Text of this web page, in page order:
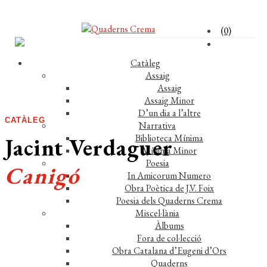
(0)
Catàleg
Assaig
Assaig
Assaig Minor
D’un dia a l’altre
Narrativa
Biblioteca Mínima
Mínima Minor
Poesia
In Amicorum Numero
Obra Poètica de J.V. Foix
Poesia dels Quaderns Crema
Miscel·lània
Àlbums
Fora de col·lecció
Obra Catalana d’Eugeni d’Ors
Quaderns
CATÀLEG
Jacint Verdaguer
Canigó